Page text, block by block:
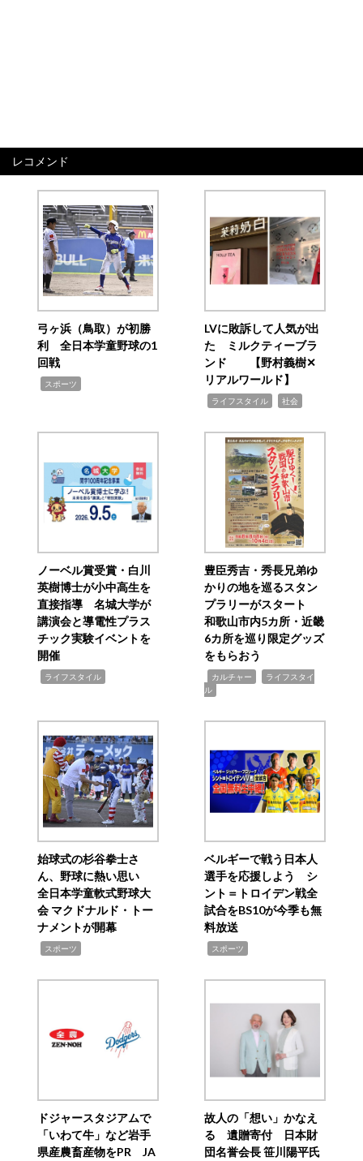
レコメンド
弓ヶ浜（鳥取）が初勝
利 全日本学童野球の1
回戦
スポーツ
LVに敗訴して人気が出
た ミルクティーブラ
ンド 【野村義樹✕
リアルワールド】
ライフスタイル 社会
ノーベル賞受賞・白川
英樹博士が小中高生を
直接指導 名城大学が
講演会と導電性プラス
チック実験イベントを
開催
ライフスタイル
豊臣秀吉・秀長兄弟ゆ
かりの地を巡るスタン
プラリーがスタート
和歌山市内5カ所・近畿
6カ所を巡り限定グッズ
をもらおう
カルチャー
ライフスタイ
ル
始球式の杉谷拳士さ
ん、野球に熱い思い
全日本学童軟式野球大
会 マクドナルド・トー
ナメントが開幕
スポーツ
ベルギーで戦う日本人
選手を応援しよう シ
ント＝トロイデン戦全
試合をBS10が今季も無
料放送
スポーツ
ドジャースタジアムで
「いわて牛」など岩手
県産農畜産物をPR JA
故人の「想い」かなえ
る 遺贈寄付 日本財
団名誉会長 笹川陽平氏